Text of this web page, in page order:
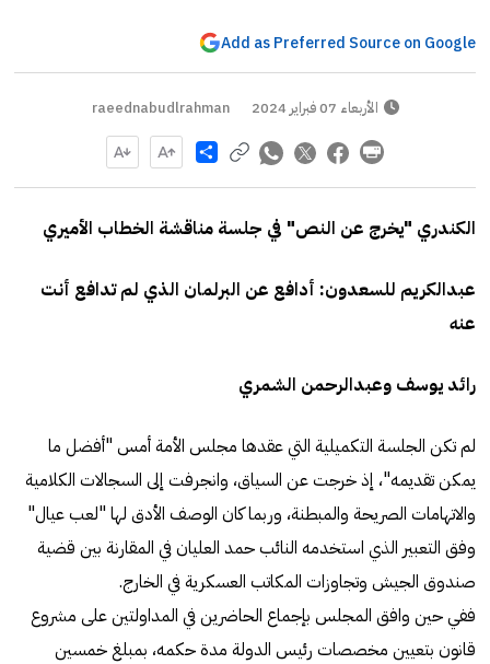
Add as Preferred Source on Google
الأربعاء 07 فبراير 2024 raeednabudlrahman
Share
الكندري "يخرج عن النص" في جلسة مناقشة الخطاب الأميري
عبدالكريم للسعدون: أدافع عن البرلمان الذي لم تدافع أنت
عنه
رائد يوسف وعبدالرحمن الشمري
لم تكن الجلسة التكميلية التي عقدها مجلس الأمة أمس "أفضل ما
يمكن تقديمه"، إذ خرجت عن السياق، وانجرفت إلى السجالات الكلامية
والاتهامات الصريحة والمبطنة، وربما كان الوصف الأدق لها "لعب عيال"
وفق التعبير الذي استخدمه النائب حمد العليان في المقارنة بين قضية
صندوق الجيش وتجاوزات المكاتب العسكرية في الخارج.
ففي حين وافق المجلس بإجماع الحاضرين في المداولتين على مشروع
قانون بتعيين مخصصات رئيس الدولة مدة حكمه، بمبلغ خمسين